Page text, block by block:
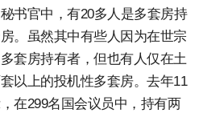
书官中，有20多人是多套房持
。虽然其中有些人因为在世宗
套房持有者，但也有人仅在土
以上的投机性多套房。去年11
在299名国会议员中，持有两